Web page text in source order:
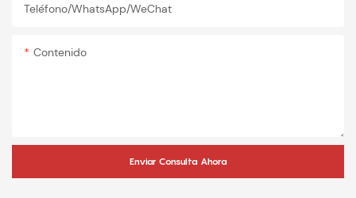
Teléfono/WhatsApp/WeChat
Contenido
Enviar Consulta Ahora